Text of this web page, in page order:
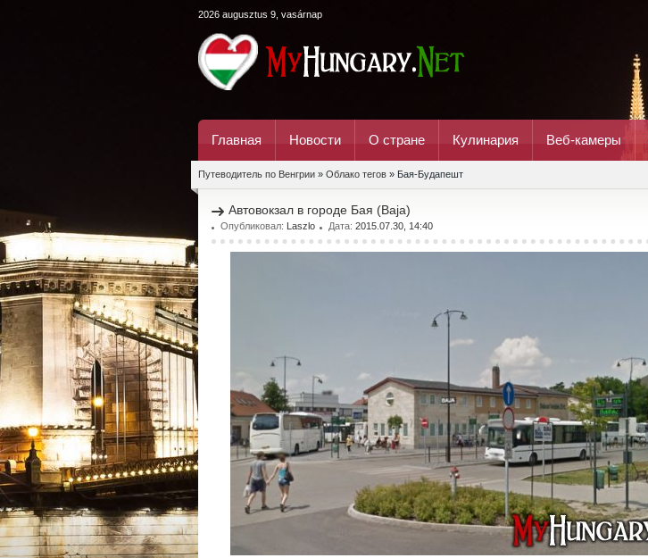
2026 augusztus 9, vasárnap
Главная Новости О стране Кулинария Веб-камеры
Путеводитель по Венгрии » Облако тегов » Бая-Будапешт
Автовокзал в городе Бая (Baja)
Опубликовал: Laszlo Дата: 2015.07.30, 14:40